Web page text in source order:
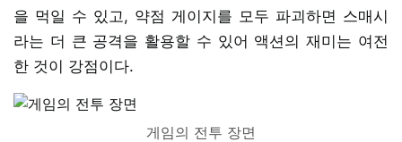
을 먹일 수 있고, 약점 게이지를 모두 파괴하면 스매시
라는 더 큰 공격을 활용할 수 있어 액션의 재미는 여전
한 것이 강점이다.
게임의 전투 장면